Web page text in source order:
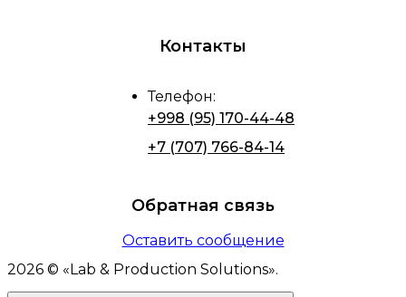
Контакты
Телефон:
+998 (95) 170-44-48
+7 (707) 766-84-14
Обратная связь
Оставить сообщение
2026 © « Lab & Production Solutions».